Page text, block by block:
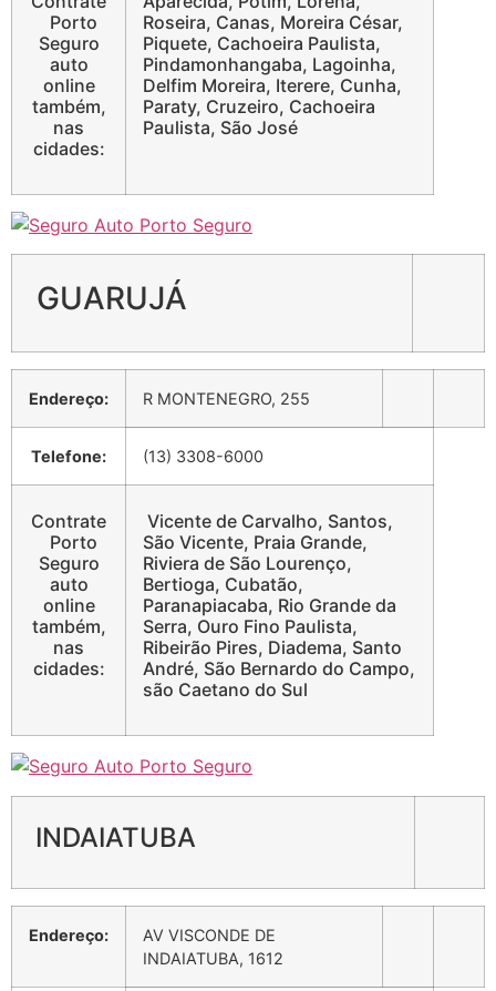
Porto
Seguro
auto
online
também,
nas
cidades:
Roseira, Canas, Moreira César,
Piquete, Cachoeira Paulista,
Pindamonhangaba, Lagoinha,
Delfim Moreira, Iterere, Cunha,
Paraty, Cruzeiro, Cachoeira
Paulista, São José
GUARUJÁ
Endereço: R MONTENEGRO, 255
Telefone: (13) 3308-6000
Contrate
Porto
Seguro
auto
online
também,
nas
cidades:
Vicente de Carvalho, Santos,
São Vicente, Praia Grande,
Riviera de São Lourenço,
Bertioga, Cubatão,
Paranapiacaba, Rio Grande da
Serra, Ouro Fino Paulista,
Ribeirão Pires, Diadema, Santo
André, São Bernardo do Campo,
são Caetano do Sul
INDAIATUBA
Endereço:
AV VISCONDE DE
INDAIATUBA, 1612